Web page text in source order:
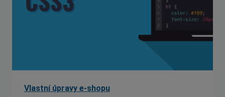
Vlastní úpravy e-shopu